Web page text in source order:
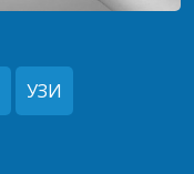
УЗИ